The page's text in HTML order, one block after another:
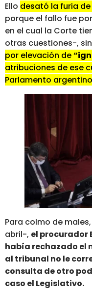
Ello desató la furia
porque el fallo fue
en el cual la Corte
otras cuestiones-,
por elevación de
atribuciones de ese
Parlamento
Para colmo de
abril-, el procurador
había rechazado el
al tribunal no le
consulta de otro
caso el Legislativo.